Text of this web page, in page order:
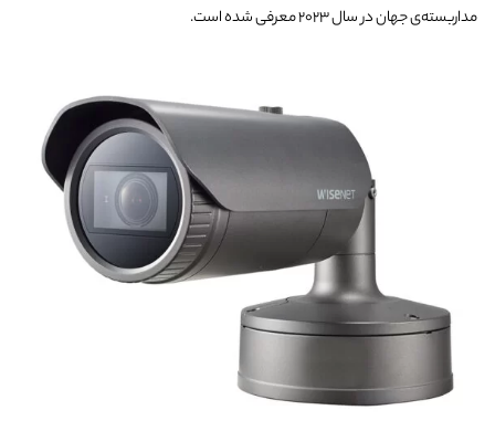
مداربسته‌ی جهان در سال ۲۰۲۳ معرفی شده است.